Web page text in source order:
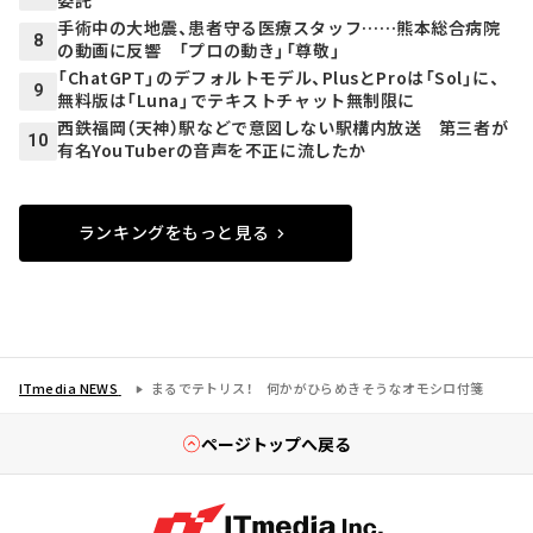
8
手術中の大地震、患者守る医療スタッフ……熊本総合病院
の動画に反響 「プロの動き」「尊敬」
9
「ChatGPT」のデフォルトモデル、PlusとProは「Sol」に、
無料版は「Luna」でテキストチャット無制限に
10
西鉄福岡（天神）駅などで意図しない駅構内放送 第三者が
有名YouTuberの音声を不正に流したか
ランキングをもっと見る
ITmedia NEWS まるでテトリス！ 何かがひらめきそうなオモシロ付箋
ページトップへ戻る